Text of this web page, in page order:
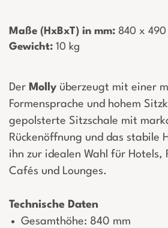
Maße (HxBxT) in mm:
840 x
Gewicht: ­ 10 kg
Der Molly überzeugt mit einer
Formensprache und hohem
gepolsterte Sitzschale mit
Rückenöffnung und das stabile
ihn zur idealen Wahl für Hotels,
Cafés und Lounges.
Technische Daten
Gesamthöhe: 840 mm